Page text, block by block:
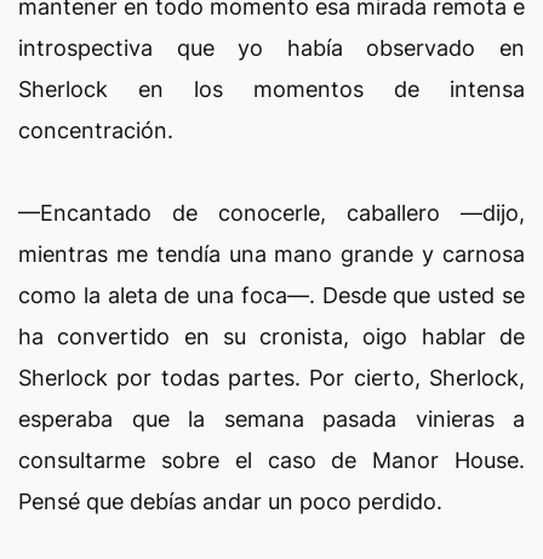
mantener en todo momento esa mirada remota e
introspectiva que yo había observado en
Sherlock en los momentos de intensa
concentración.
—Encantado de conocerle, caballero —dijo,
mientras me tendía una mano grande y carnosa
como la aleta de una foca—. Desde que usted se
ha convertido en su cronista, oigo hablar de
Sherlock por todas partes. Por cierto, Sherlock,
esperaba que la semana pasada vinieras a
consultarme sobre el caso de Manor House.
Pensé que debías andar un poco perdido.